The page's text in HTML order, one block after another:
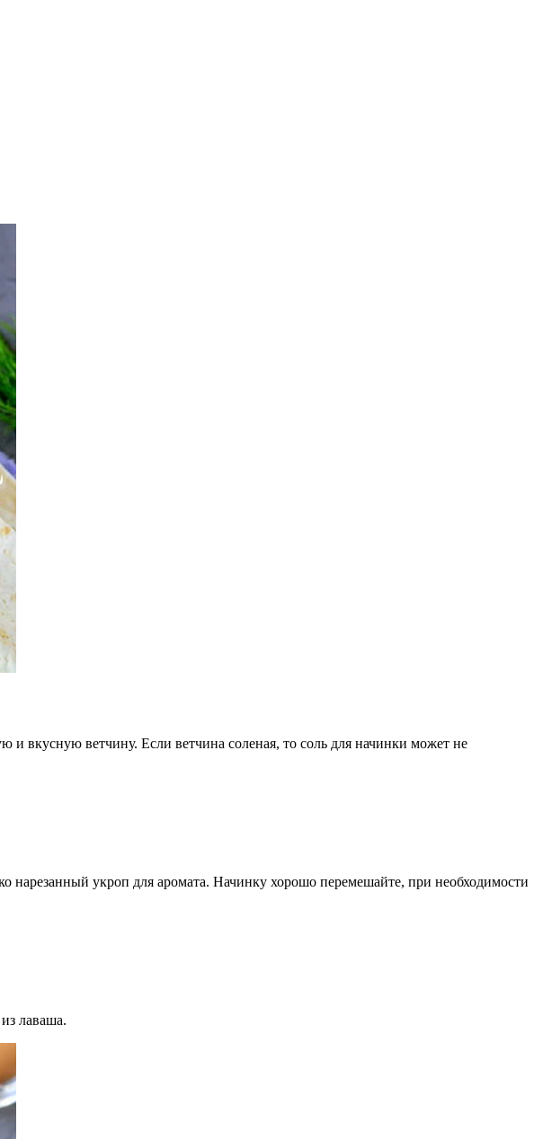
вкусную ветчину. Если ветчина соленая, то соль для начинки может не
нарезанный укроп для аромата. Начинку хорошо перемешайте, при необходимости
лаваша.